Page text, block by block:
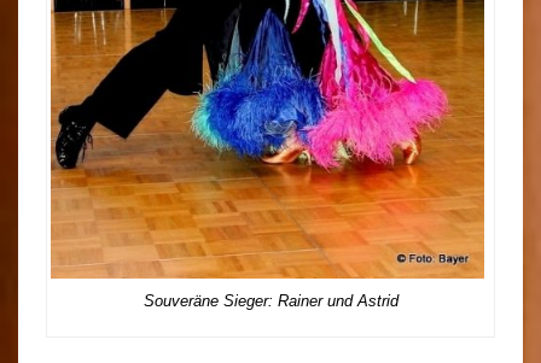
Souveräne Sieger: Rainer und Astrid